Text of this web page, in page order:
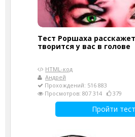
Тест Роршаха
творится у вас в голове
HTML-код
Андрей
Прохождений: 516 883
Просмотров: 807 314
379
Пройти тест